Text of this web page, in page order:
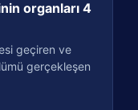
organları 4
geçiren ve
gerçekleşen